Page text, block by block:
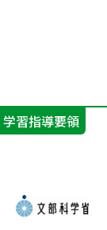
学習指導要領